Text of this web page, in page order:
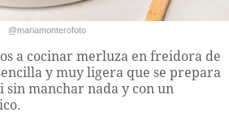
@mariamonterofoto
a cocinar merluza en freidora de
y muy ligera que se prepara
sin manchar nada y con un